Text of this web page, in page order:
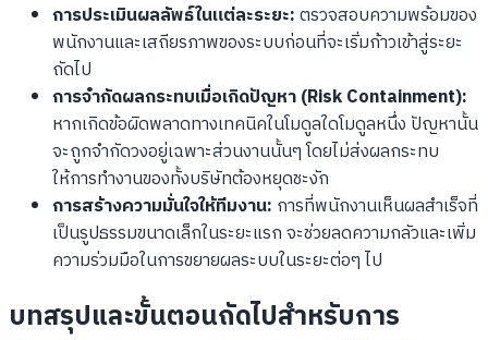
การประเมินผลลัพธ์ในแต่ละระยะ:ตรวจสอบความพร้อมของ
พนักงานและเสถียรภาพของระบบก่อนที่จะเริ่มก้าวเข้าสู่ระยะ
ถัดไป
การจำกัดผลกระทบเมื่อเกิดปัญหา (Risk Containment):
หากเกิดข้อผิดพลาดทางเทคนิคในโมดูลใดโมดูลหนึ่ง ปัญหานั้น
จะถูกจำกัดวงอยู่เฉพาะส่วนงานนั้นๆ โดยไม่ส่งผลกระทบ
ให้การทำงานของทั้งบริษัทต้องหยุดชะงัก
การสร้างความมั่นใจให้ทีมงาน: การที่พนักงานเห็นผลสำเร็จที่
เป็นรูปธรรมขนาดเล็กในระยะแรก จะช่วยลดความกลัวและเพิ่ม
ความร่วมมือในการขยายผลระบบในระยะต่อๆ ไป
บทสรุปและขั้นตอนถัดไปสำหรับการ